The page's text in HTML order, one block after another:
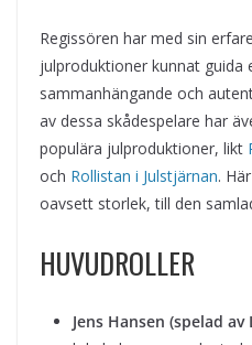
Regissören har med sin
julproduktioner kunnat guida
sammanhängande och
av dessa skådespelare har
populära julproduktioner, likt
och Rollistan i Julstjärnan.
oavsett storlek, till den
HUVUDROLLER
Jens Hansen (spelad av